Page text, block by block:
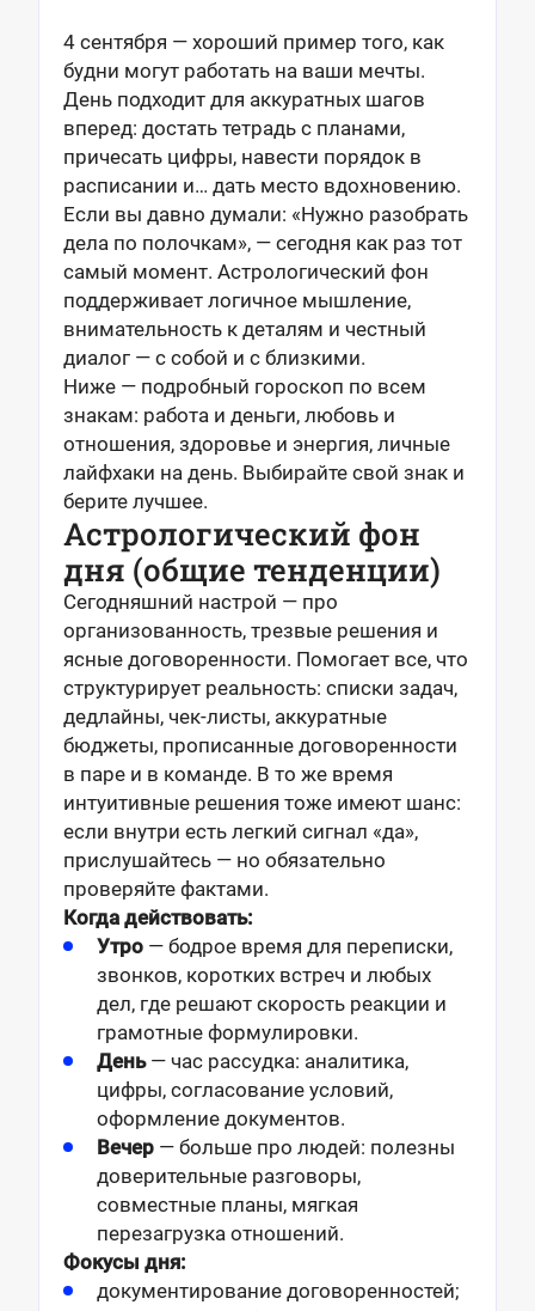
4 сентября — хороший пример того, как
будни могут работать на ваши мечты.
День подходит для аккуратных шагов
вперед: достать тетрадь с планами,
причесать цифры, навести порядок в
расписании и… дать место вдохновению.
Если вы давно думали: «Нужно разобрать
дела по полочкам», — сегодня как раз тот
самый момент. Астрологический фон
поддерживает логичное мышление,
внимательность к деталям и честный
диалог — с собой и с близкими.
Ниже — подробный гороскоп по всем
знакам: работа и деньги, любовь и
отношения, здоровье и энергия, личные
лайфхаки на день. Выбирайте свой знак и
берите лучшее.
Астрологический фон
дня (общие тенденции)
Сегодняшний настрой — про
организованность, трезвые решения и
ясные договоренности. Помогает все, что
структурирует реальность: списки задач,
дедлайны, чек-листы, аккуратные
бюджеты, прописанные договоренности
в паре и в команде. В то же время
интуитивные решения тоже имеют шанс:
если внутри есть легкий сигнал «да»,
прислушайтесь — но обязательно
проверяйте фактами.
Когда действовать:
Утро — бодрое время для переписки,
звонков, коротких встреч и любых
дел, где решают скорость реакции и
грамотные формулировки.
День— час рассудка: аналитика,
цифры, согласование условий,
оформление документов.
Вечер — больше про людей: полезны
доверительные разговоры,
совместные планы, мягкая
перезагрузка отношений.
Фокусы дня:
документирование договоренностей;